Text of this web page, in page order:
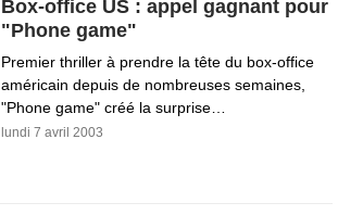
Box-office US : appel gagnant pour
"Phone game"
Premier thriller à prendre la tête du box-office
américain depuis de nombreuses semaines,
"Phone game" créé la surprise…
lundi 7 avril 2003